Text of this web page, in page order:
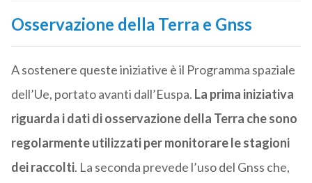
Osservazione della Terra e Gnss
A sostenere queste iniziative è il Programma spaziale
dell’Ue, portato avanti dall’Euspa. La prima iniziativa
riguarda i dati di osservazione della Terra che sono
regolarmente utilizzati per monitorare le stagioni
dei raccolti. La seconda prevede l’uso del Gnss che,